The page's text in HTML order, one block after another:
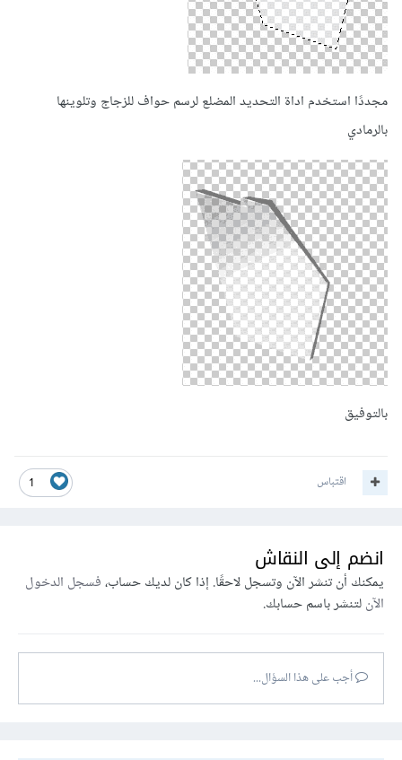
مجددًا استخدم اداة التحديد المضلع لرسم حواف للزجاج وتلوينها
بالرمادي
بالتوفيق
1 اقتباس
انضم إلى النقاش
يمكنك أن تنشر الآن وتسجل لاحقًا. إذا كان لديك حساب،فسجل الدخول
الآنلتنشر باسم حسابك.
أجب على هذا السؤال...